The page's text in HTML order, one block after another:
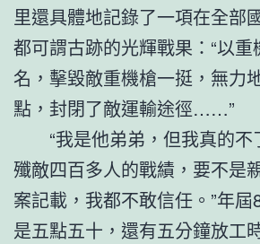
里還具體地記錄了一項在全部
都可謂古跡的光輝戰果：“以
名，擊毀敵重機槍一挺，無力
點，封閉了敵運輸途徑……”
“我是他弟弟，但我真的不
殲敵四百多人的戰績，要不是
案記載，我都不敢信任。”年
是五點五十，還有五分鐘放工